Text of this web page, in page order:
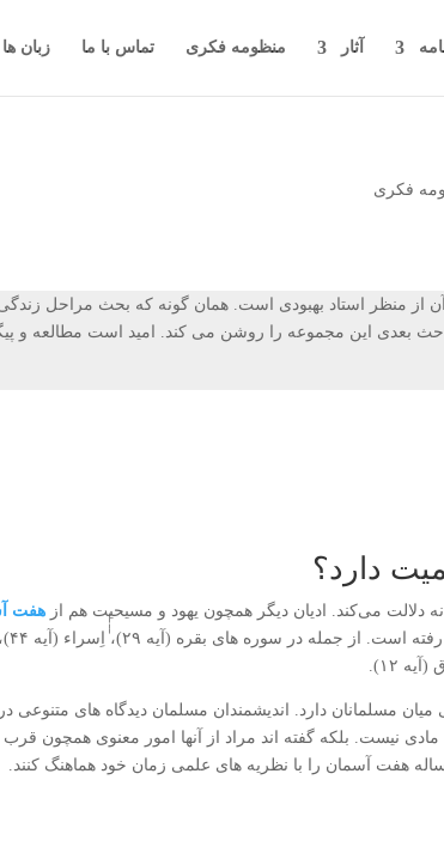
آثار منظومه فکری تماس با ما زبان ها
فکری
از منظر استاد بهبودی است. همان گونه که بحث مراحل
بعدی این مجموعه را روشن می کند. امید است مطالعه و
دارد؟
می‌کند. ادیان دیگر همچون یهود و مسیحیت هم از هفت
سخن گفته‌اند. این مفهوم هفت بار به‌ صورت صریح در قرآن به‌ کار رفته است. از جمله در سوره های بقره (آیه ۲۹)، ‌‌ٰٰٰٰاِسراء (آیه ۴۴)،
مسلمانان دارد. اندیشمندان مسلمان دیدگاه‌ های متنوعی
نیست. بلکه گفته اند مراد از آنها امور معنوی همچون قرب
هفت آسمان را با نظریه ‌های علمی زمان خود هماهنگ کنند.